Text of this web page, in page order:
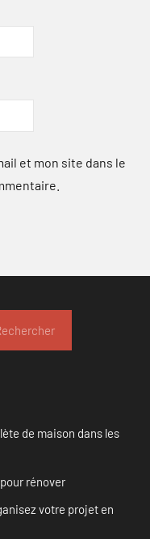
et mon site dans le
de maison dans les
rénover
votre projet en